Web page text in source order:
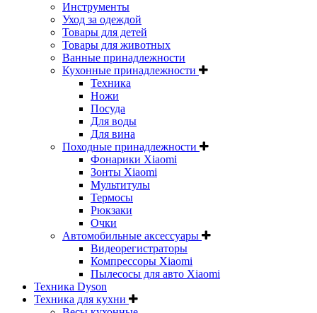
Инструменты
Уход за одеждой
Товары для детей
Товары для животных
Ванные принадлежности
Кухонные принадлежности
Техника
Ножи
Посуда
Для воды
Для вина
Походные принадлежности
Фонарики Xiaomi
Зонты Xiaomi
Мультитулы
Термосы
Рюкзаки
Очки
Автомобильные аксессуары
Видеорегистраторы
Компрессоры Xiaomi
Пылесосы для авто Xiaomi
Техника Dyson
Техника для кухни